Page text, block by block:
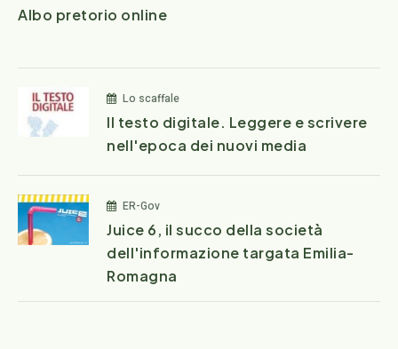
Albo pretorio online
Lo scaffale
Il testo digitale. Leggere e scrivere
nell'epoca dei nuovi media
ER-Gov
Juice 6, il succo della società
dell'informazione targata Emilia-
Romagna